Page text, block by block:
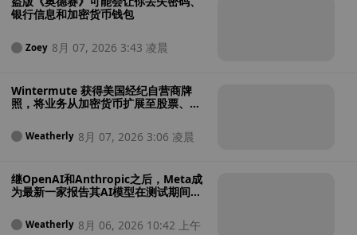
银行信息和加密货币钱包
Zoey 8月 07, 2026 3:43 凌晨
Wintermute 获得美国经纪自营商牌
照，将业务从加密货币扩展至股票、大
Weatherly 8月 07, 2026 3:06 凌晨
继OpenAI和Anthropic之后，Meta成
为最新一家报告其AI模型在测试期间入
Weatherly 8月 06, 2026 10:42 上午